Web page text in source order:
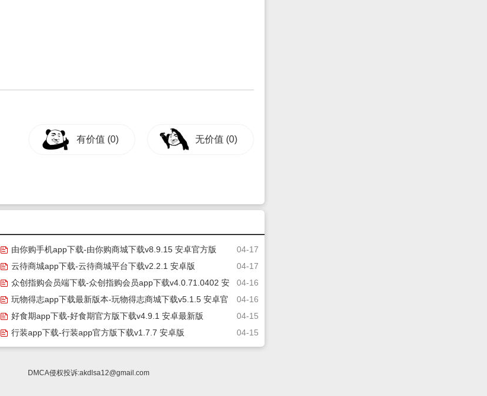
有价值 (0) 无价值 (0)
04-17
由你购手机app下载-由你购商城下载v8.9.15 安卓官方版
04-17
云待商城app下载-云待商城平台下载v2.2.1 安卓版
04-16
众创指购会员端下载-众创指购会员app下载v4.0.71.0402 安
卓官方版
04-16
玩物得志app下载最新版本-玩物得志商城下载v5.1.5 安卓官
方版
04-15
好食期app下载-好食期官方版下载v4.9.1 安卓最新版
04-15
行装app下载-行装app官方版下载v1.7.7 安卓版
DMCA侵权投诉:akdlsa12@gmail.com